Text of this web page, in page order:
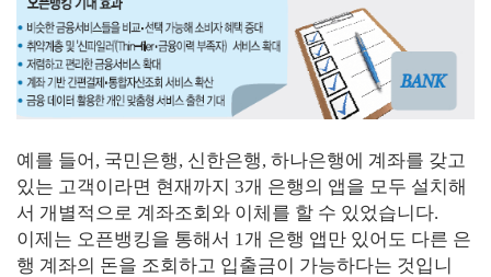
예를 들어, 국민은행, 신한은행, 하나은행에 계좌를 갖고
있는 고객이라면 현재까지 3개 은행의 앱을 모두 설치해
서 개별적으로 계좌조회와 이체를 할 수 있었습니다.
이제는 오픈뱅킹을 통해서 1개 은행 앱만 있어도 다른 은
행 계좌의 돈을 조회하고 입출금이 가능하다는 것입니